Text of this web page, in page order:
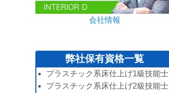
会社情報
弊社保有資格一覧
プラスチック系床仕上げ1級技能士
プラスチック系床仕上げ2級技能士